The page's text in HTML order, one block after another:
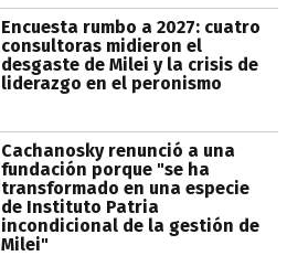
Encuesta rumbo a 2027: cuatro
consultoras midieron el
desgaste de Milei y la crisis de
liderazgo en el peronismo
Cachanosky renunció a una
fundación porque "se ha
transformado en una especie
de Instituto Patria
incondicional de la gestión de
Milei"